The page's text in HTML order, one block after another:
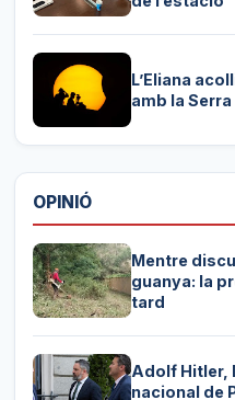
L’Eliana
amb la
OPINIÓ
Mentre
guanya: la
tard
Adolf Hitler,
nacional de